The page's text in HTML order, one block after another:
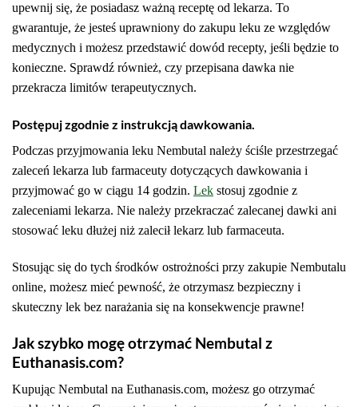
upewnij się, że posiadasz ważną receptę od lekarza. To
gwarantuje, że jesteś uprawniony do zakupu leku ze względów
medycznych i możesz przedstawić dowód recepty, jeśli będzie to
konieczne. Sprawdź również, czy przepisana dawka nie
przekracza limitów terapeutycznych.
Postępuj zgodnie z instrukcją dawkowania.
Podczas przyjmowania leku Nembutal należy ściśle przestrzegać
zaleceń lekarza lub farmaceuty dotyczących dawkowania i
przyjmować go w ciągu 14 godzin. Lek stosuj zgodnie z
zaleceniami lekarza. Nie należy przekraczać zalecanej dawki ani
stosować leku dłużej niż zalecił lekarz lub farmaceuta.
Stosując się do tych środków ostrożności przy zakupie Nembutalu
online, możesz mieć pewność, że otrzymasz bezpieczny i
skuteczny lek bez narażania się na konsekwencje prawne!
Jak szybko mogę otrzymać Nembutal z
Euthanasis.com?
Kupując Nembutal na Euthanasis.com, możesz go otrzymać